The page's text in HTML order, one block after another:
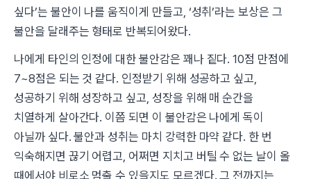
싶다’는 불안이 나를 움직이게 만들고, ‘성취’라는 보상은 그
불안을 달래주는 형태로 반복되어왔다.
나에게 타인의 인정에 대한 불안감은 꽤나 짙다. 10점 만점에
7~8점은 되는 것 같다. 인정받기 위해 성공하고 싶고,
성공하기 위해 성장하고 싶고, 성장을 위해 매 순간을
치열하게 살아간다. 이쯤 되면 이 불안감은 나에게 독이
아닐까 싶다. 불안과 성취는 마치 강력한 마약 같다. 한 번
익숙해지면 끊기 어렵고, 어쩌면 지치고 버틸 수 없는 날이 올
때에서야 비로소 멈출 수 있을지도 모르겠다. 그 전까지는